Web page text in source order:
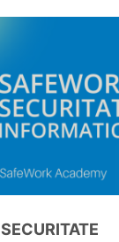
SECURITATE